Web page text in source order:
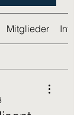
Mitglieder Info